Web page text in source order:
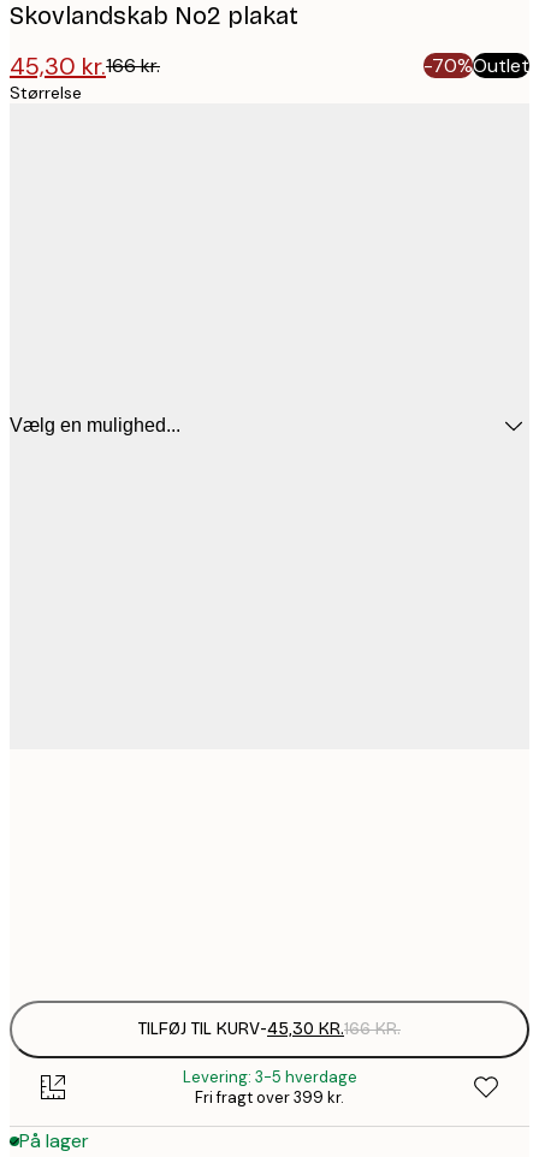
Skovlandskab No2 plakat
45,30 kr.166 kr. -70%Outlet
Størrelse
Vælg en mulighed...
TILFØJ TIL KURV-45,30 KR.166 KR.
Levering: 3-5 hverdage
Fri fragt over 399 kr.
På lager